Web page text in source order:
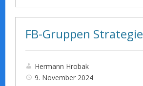
FB-Gruppen Strategie
Hermann Hrobak
9. November 2024